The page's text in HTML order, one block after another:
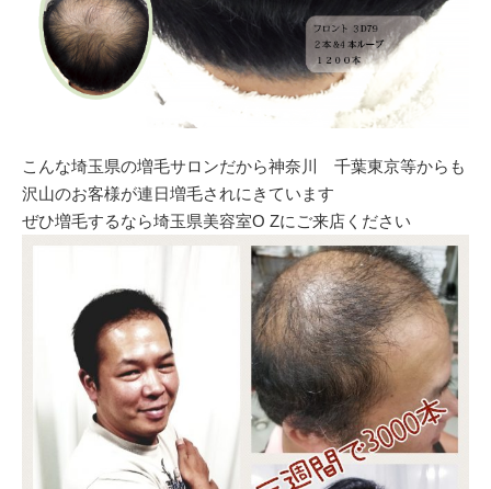
こんな埼玉県の増毛サロンだから神奈川 千葉東京等からも
沢山のお客様が連日増毛されにきています
ぜひ増毛するなら埼玉県美容室O Zにご来店ください